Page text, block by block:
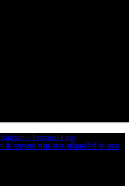
– Personal Page
के उपाध्यक्ष तथा अन्य अधिकारियों के साथ